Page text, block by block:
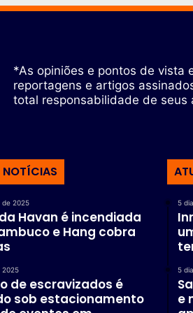
*As opiniões e pontos de vista
reportagens e artigos
total responsabilidade de seus
de 2025
Havan é incendiada
e Hang cobra
2025
de escravizados é
sob estacionamento
5
5
e